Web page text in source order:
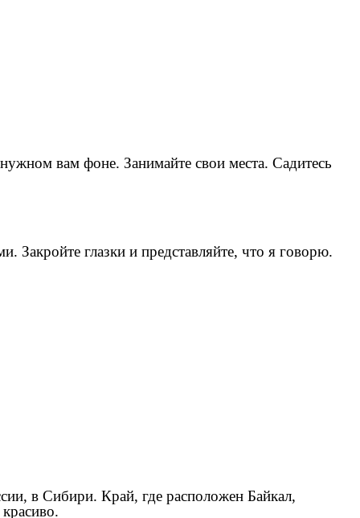
вам фоне. Занимайте свои места. Садитесь
Закройте глазки и представляйте, что я говорю.
в Сибири. Край, где расположен Байкал,